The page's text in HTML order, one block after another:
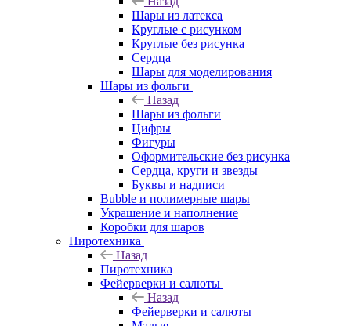
Шары из латекса
Круглые с рисунком
Круглые без рисунка
Сердца
Шары для моделирования
Шары из фольги
Назад
Шары из фольги
Цифры
Фигуры
Оформительские без рисунка
Сердца, круги и звезды
Буквы и надписи
Bubble и полимерные шары
Украшение и наполнение
Коробки для шаров
Пиротехника
Назад
Пиротехника
Фейерверки и салюты
Назад
Фейерверки и салюты